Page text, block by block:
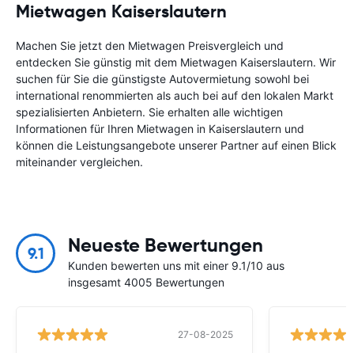
Mietwagen Kaiserslautern
Machen Sie jetzt den Mietwagen Preisvergleich und
entdecken Sie günstig mit dem Mietwagen Kaiserslautern. Wir
suchen für Sie die günstigste Autovermietung sowohl bei
international renommierten als auch bei auf den lokalen Markt
spezialisierten Anbietern. Sie erhalten alle wichtigen
Informationen für Ihren Mietwagen in Kaiserslautern und
können die Leistungsangebote unserer Partner auf einen Blick
miteinander vergleichen.
9.1 Neueste Bewertungen
Kunden bewerten uns mit einer 9.1/10 aus
insgesamt 4005 Bewertungen
27-08-2025